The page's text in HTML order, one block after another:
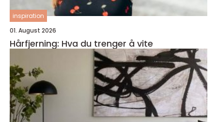
inspiration
01. August 2026
Hårfjerning: Hva du trenger å vite